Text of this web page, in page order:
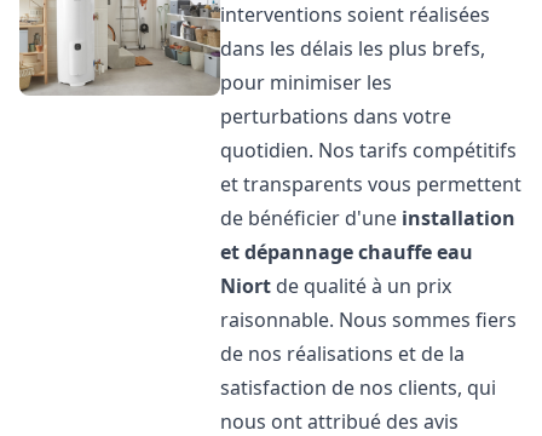
interventions soient réalisées
dans les délais les plus brefs,
pour minimiser les
perturbations dans votre
quotidien. Nos tarifs compétitifs
et transparents vous permettent
de bénéficier d'une installation
et dépannage chauffe eau
Niort de qualité à un prix
raisonnable. Nous sommes fiers
de nos réalisations et de la
satisfaction de nos clients, qui
nous ont attribué des avis